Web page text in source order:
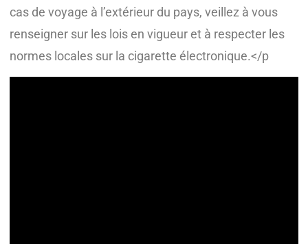
cas de voyage à l’extérieur du pays, veillez à vous
renseigner sur les lois en vigueur et à respecter les
normes locales sur la cigarette électronique.</p